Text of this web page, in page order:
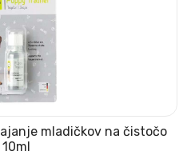
mladičkov na čistočo
10ml